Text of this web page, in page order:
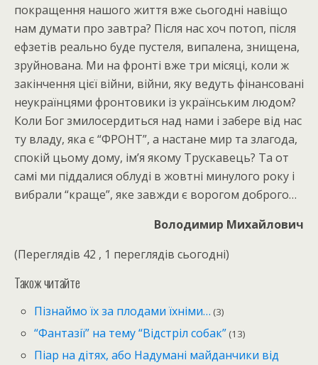
покращення нашого життя вже сьогодні навіщо
нам думати про завтра? Після нас хоч потоп, після
ефзетів реально буде пустеля, випалена, знищена,
зруйнована. Ми на фронті вже три місяці, коли ж
закінчення цієї війни, війни, яку ведуть фінансовані
неукраїнцями фронтовики із українським людом?
Коли Бог змилосердиться над нами і забере від нас
ту владу, яка є “ФРОНТ”, а настане мир та злагода,
спокій цьому дому, ім’я якому Трускавець? Та от
самі ми піддалися облуді в жовтні минулого року і
вибрали “краще”, яке завжди є ворогом доброго…
Володимир Михайлович
(Переглядів 42 , 1 переглядів сьогодні)
Також читайте
Пізнаймо їх за плодами їхніми… (3)
“Фантазії” на тему “Відстріл собак” (13)
Піар на дітях, або Надумані майданчики від